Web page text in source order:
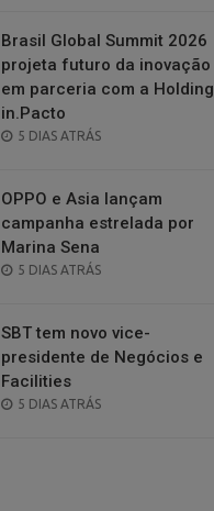
Brasil Global Summit 2026
projeta futuro da inovação
em parceria com a Holding
in.Pacto
POSTED
5 DIAS ATRÁS
OPPO e Asia lançam
campanha estrelada por
Marina Sena
POSTED
5 DIAS ATRÁS
SBT tem novo vice-
presidente de Negócios e
Facilities
POSTED
5 DIAS ATRÁS